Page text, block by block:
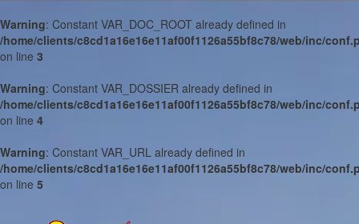
Warning: Constant VAR_DOC_ROOT already defined in
/home/clients/c8cd1a16e16e11af00f1126a55bf8c78/web/inc/
on line 3
Warning: Constant VAR_DOSSIER already defined in
/home/clients/c8cd1a16e16e11af00f1126a55bf8c78/web/inc/
on line 4
Warning: Constant VAR_URL already defined in
/home/clients/c8cd1a16e16e11af00f1126a55bf8c78/web/inc/
on line 5